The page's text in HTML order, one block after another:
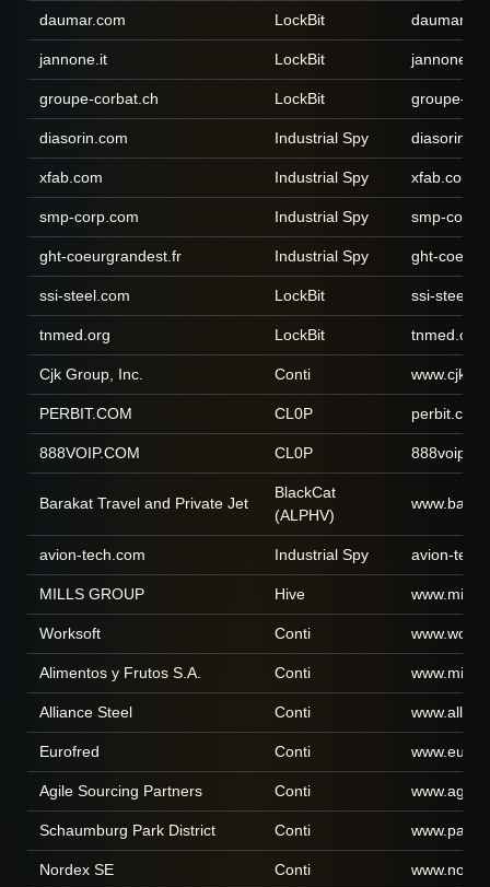
daumar.com LockBit
jannone.it LockBit jannone.it
groupe-corbat.ch LockBit groupe-
diasorin.com Industrial Spy
xfab.com Industrial Spy xfab.com
smp-corp.com Industrial Spy smp-
ght-coeurgrandest.fr Industrial Spy ght-
ssi-steel.com LockBit ssi-
tnmed.org LockBit tnmed.org
Cjk Group, Inc. Conti
PERBIT.COM CL0P perbit.com
888VOIP.COM CL0P
Barakat Travel and Private Jet
BlackCat
(ALPHV)
avion-tech.com Industrial Spy avion-
MILLS GROUP Hive
Worksoft Conti
Alimentos y Frutos S.A. Conti
Alliance Steel Conti
Eurofred Conti
Agile Sourcing Partners Conti
Schaumburg Park District Conti
Nordex SE Conti